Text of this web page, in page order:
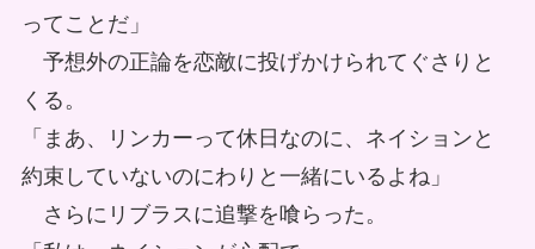
ってことだ」
予想外の正論を恋敵に投げかけられてぐさりと
くる。
「まあ、リンカーって休日なのに、ネイションと
約束していないのにわりと一緒にいるよね」
さらにリブラスに追撃を喰らった。